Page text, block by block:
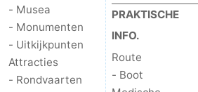
Uitkijkpunten
Attracties
-
Rondvaarten
-
- Musea
- Monumenten
- Uitkijkpunten
Attracties
- Rondvaarten
PRAKTISCHE
INFO.
Route
- Boot